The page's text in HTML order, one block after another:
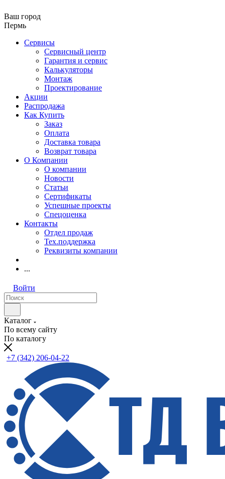
Ваш город
Пермь
Сервисы
Сервисный центр
Гарантия и сервис
Калькуляторы
Монтаж
Проектирование
Акции
Распродажа
Как Купить
Заказ
Оплата
Доставка товара
Возврат товара
О Компании
О компании
Новости
Статьи
Сертификаты
Успешные проекты
Спецоценка
Контакты
Отдел продаж
Тех.поддержка
Реквизиты компании
...
Войти
Каталог
По всему сайту
По каталогу
+7 (342) 206-04-22